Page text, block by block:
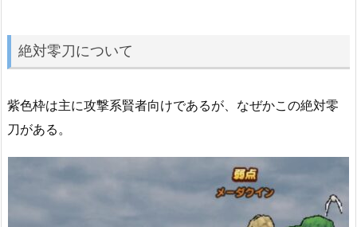
絶対零刀について
紫色枠は主に攻撃系賢者向けであるが、なぜかこの絶対零
刀がある。